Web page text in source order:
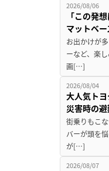
2026/08/06
「この発
マットベ
お出かけが
ーなど、楽
画[…]
2026/08/04
大人気ト
災害時の
街乗りもこ
バーが頭を
が[…]
2026/08/07